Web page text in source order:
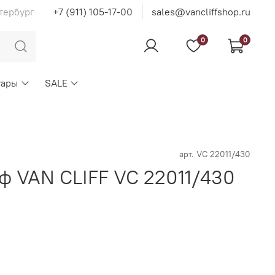
+7 (911) 105-17-00 sales@vancliffshop.ru
0 0
SALE
арт. VC 22011/430
VAN CLIFF VC 22011/430